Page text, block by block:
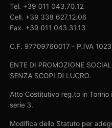
Tel. +39 011 043.70.12
Cell. +39 338 627.12.06
Fax. +39 011 043.31.13
C.F. 97709760017 - P.IVA
ENTE DI PROMOZIONE
SENZA SCOPI DI LUCRO.
Atto Costitutivo reg.to in
serie 3.
Modifica dello Statuto per